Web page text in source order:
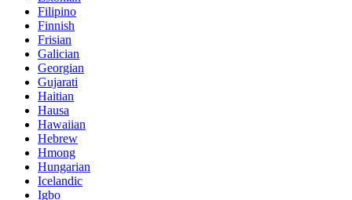
Filipino
Finnish
Frisian
Galician
Georgian
Gujarati
Haitian
Hausa
Hawaiian
Hebrew
Hmong
Hungarian
Icelandic
Igbo